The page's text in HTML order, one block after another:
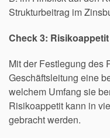
Strukturbeitrag im
Check 3: Risikoappetit
Mit der Festlegung des
Geschäftsleitung eine
welchem Umfang sie
Risikoappetit kann in
gebracht werden.